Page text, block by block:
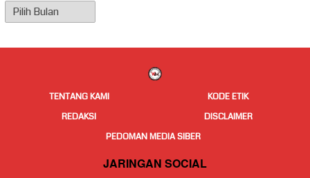
Arsip
Berita
TENTANG KAMI
KODE ETIK
REDAKSI
DISCLAIMER
PEDOMAN MEDIA SIBER
JARINGAN SOCIAL